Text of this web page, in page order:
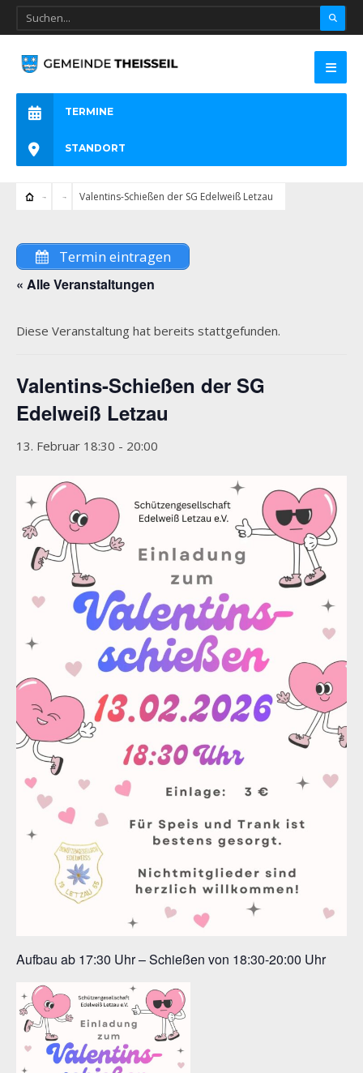
TERMINE
STANDORT
Valentins-Schießen der SG Edelweiß Letzau
Termin eintragen
« Alle Veranstaltungen
Diese Veranstaltung hat bereits stattgefunden.
Valentins-Schießen der SG
Edelweiß Letzau
13. Februar 18:30 - 20:00
Aufbau ab 17:30 Uhr – Schießen von 18:30-20:00 Uhr